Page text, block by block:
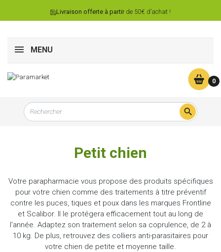
Livraison offerte à partirde 50€ d’achat !
MENU
0

Petit chien
Votre parapharmacie vous propose des produits spécifiques
pour votre chien comme des traitements à titre préventif
contre les puces, tiques et poux dans les marques Frontline
et Scalibor. Il le protégera efficacement tout au long de
l'année. Adaptez son traitement selon sa coprulence, de 2 à
10 kg. De plus, retrouvez des colliers anti-parasitaires pour
votre chien de petite et moyenne taille.